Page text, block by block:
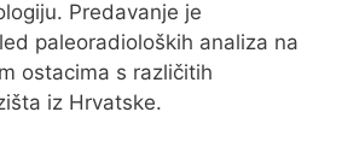
Predavanje je
paleoradioloških analiza na
ostacima s različitih
iz Hrvatske.